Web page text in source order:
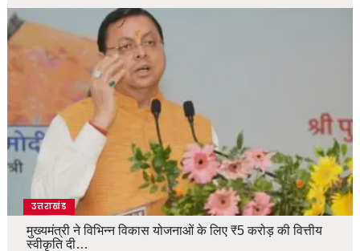
उत्तराखंड
मुख्यमंत्री ने विभिन्न विकास योजनाओं के लिए ₹5 करोड़ की वित्तीय
स्वीकृति दी…